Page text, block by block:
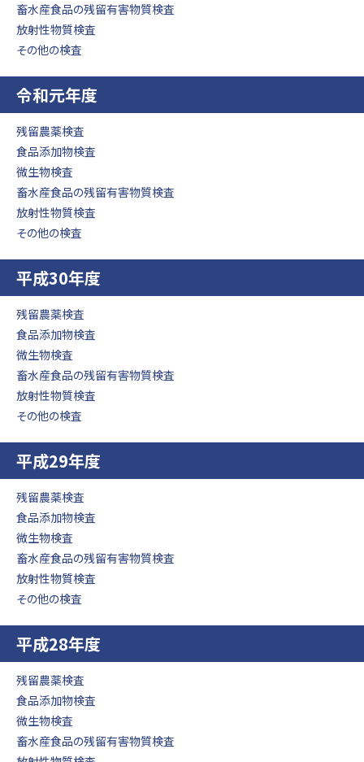
畜水産食品の残留有害物質検査
放射性物質検査
その他の検査
令和元年度
残留農薬検査
食品添加物検査
微生物検査
畜水産食品の残留有害物質検査
放射性物質検査
その他の検査
平成30年度
残留農薬検査
食品添加物検査
微生物検査
畜水産食品の残留有害物質検査
放射性物質検査
その他の検査
平成29年度
残留農薬検査
食品添加物検査
微生物検査
畜水産食品の残留有害物質検査
放射性物質検査
その他の検査
平成28年度
残留農薬検査
食品添加物検査
微生物検査
畜水産食品の残留有害物質検査